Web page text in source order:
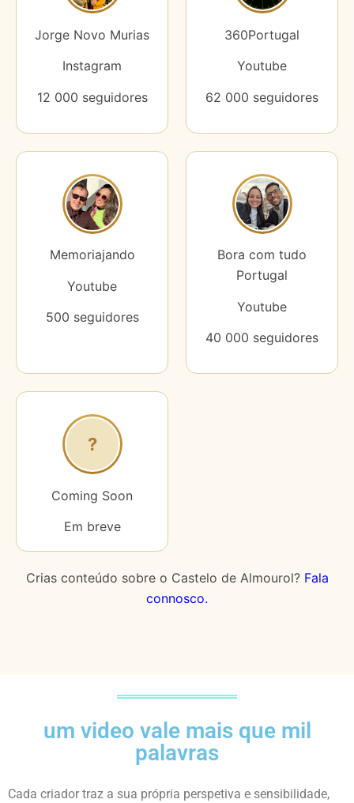
Jorge Novo Murias
Instagram
12 000 seguidores
360Portugal
Youtube
62 000 seguidores
Memoriajando
Youtube
500 seguidores
Bora com tudo
Portugal
Youtube
40 000 seguidores
?
Coming Soon
Em breve
Crias conteúdo sobre o Castelo de Almourol? Fala
connosco.
um video vale mais que mil
palavras
Cada criador traz a sua própria perspetiva e sensibilidade,